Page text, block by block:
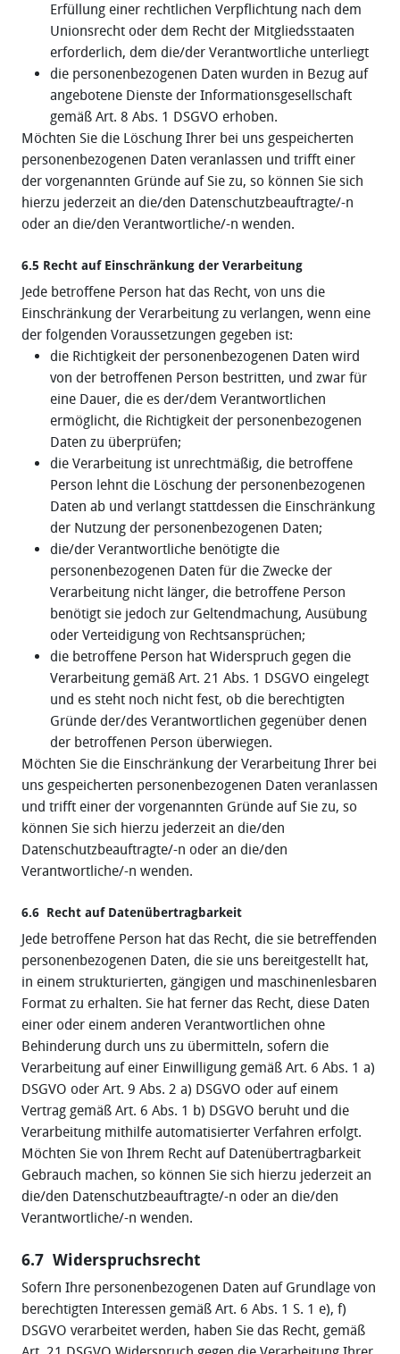
Erfüllung einer rechtlichen Verpflichtung nach dem
Unionsrecht oder dem Recht der Mitgliedsstaaten
erforderlich, dem die/der Verantwortliche unterliegt
die personenbezogenen Daten wurden in Bezug auf
angebotene Dienste der Informationsgesellschaft
gemäß Art. 8 Abs. 1 DSGVO erhoben.
Möchten Sie die Löschung Ihrer bei uns gespeicherten
personenbezogenen Daten veranlassen und trifft einer
der vorgenannten Gründe auf Sie zu, so können Sie sich
hierzu jederzeit an die/den Datenschutzbeauftragte/-n
oder an die/den Verantwortliche/-n wenden.
6.5 Recht auf Einschränkung der Verarbeitung
Jede betroffene Person hat das Recht, von uns die
Einschränkung der Verarbeitung zu verlangen, wenn eine
der folgenden Voraussetzungen gegeben ist:
die Richtigkeit der personenbezogenen Daten wird
von der betroffenen Person bestritten, und zwar für
eine Dauer, die es der/dem Verantwortlichen
ermöglicht, die Richtigkeit der personenbezogenen
Daten zu überprüfen;
die Verarbeitung ist unrechtmäßig, die betroffene
Person lehnt die Löschung der personenbezogenen
Daten ab und verlangt stattdessen die Einschränkung
der Nutzung der personenbezogenen Daten;
die/der Verantwortliche benötigte die
personenbezogenen Daten für die Zwecke der
Verarbeitung nicht länger, die betroffene Person
benötigt sie jedoch zur Geltendmachung, Ausübung
oder Verteidigung von Rechtsansprüchen;
die betroffene Person hat Widerspruch gegen die
Verarbeitung gemäß Art. 21 Abs. 1 DSGVO eingelegt
und es steht noch nicht fest, ob die berechtigten
Gründe der/des Verantwortlichen gegenüber denen
der betroffenen Person überwiegen.
Möchten Sie die Einschränkung der Verarbeitung Ihrer bei
uns gespeicherten personenbezogenen Daten veranlassen
und trifft einer der vorgenannten Gründe auf Sie zu, so
können Sie sich hierzu jederzeit an die/den
Datenschutzbeauftragte/-n oder an die/den
Verantwortliche/-n wenden.
6.6 Recht auf Datenübertragbarkeit
Jede betroffene Person hat das Recht, die sie betreffenden
personenbezogenen Daten, die sie uns bereitgestellt hat,
in einem strukturierten, gängigen und maschinenlesbaren
Format zu erhalten. Sie hat ferner das Recht, diese Daten
einer oder einem anderen Verantwortlichen ohne
Behinderung durch uns zu übermitteln, sofern die
Verarbeitung auf einer Einwilligung gemäß Art. 6 Abs. 1 a)
DSGVO oder Art. 9 Abs. 2 a) DSGVO oder auf einem
Vertrag gemäß Art. 6 Abs. 1 b) DSGVO beruht und die
Verarbeitung mithilfe automatisierter Verfahren erfolgt.
Möchten Sie von Ihrem Recht auf Datenübertragbarkeit
Gebrauch machen, so können Sie sich hierzu jederzeit an
die/den Datenschutzbeauftragte/-n oder an die/den
Verantwortliche/-n wenden.
6.7 Widerspruchsrecht
Sofern Ihre personenbezogenen Daten auf Grundlage von
berechtigten Interessen gemäß Art. 6 Abs. 1 S. 1 e), f)
DSGVO verarbeitet werden, haben Sie das Recht, gemäß